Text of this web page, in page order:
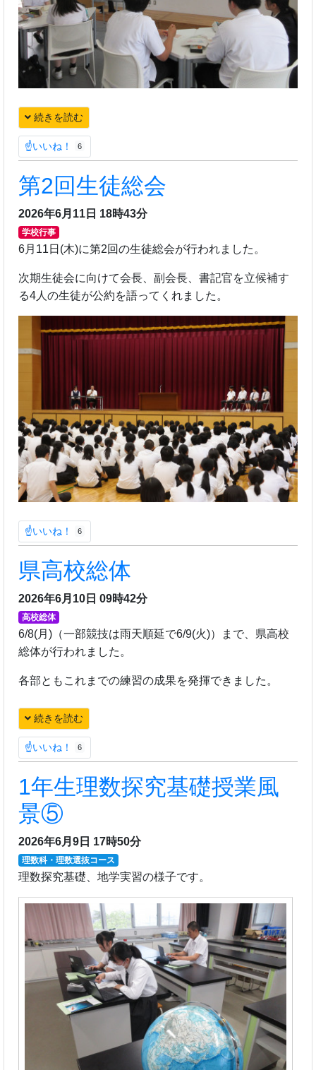
続きを読む
☝いいね！ 6
第2回生徒総会
2026年6月11日 18時43分
学校行事
6月11日(木)に第2回の生徒総会が行われました。
次期生徒会に向けて会長、副会長、書記官を立候補す
る4人の生徒が公約を語ってくれました。
☝いいね！ 6
県高校総体
2026年6月10日 09時42分
高校総体
6/8(月)（一部競技は雨天順延で6/9(火)）まで、県高校
総体が行われました。
各部ともこれまでの練習の成果を発揮できました。
続きを読む
☝いいね！ 6
1年生理数探究基礎授業風
景⑤
2026年6月9日 17時50分
理数科・理数選抜コース
理数探究基礎、地学実習の様子です。